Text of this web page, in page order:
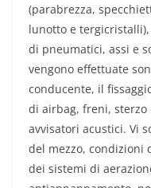
(parabrezza,
lunotto e
di pneumatici, assi e
vengono effettuate
conducente, il
di airbag, freni, sterzo
avvisatori acustici. Vi
del mezzo, condizioni
dei sistemi di